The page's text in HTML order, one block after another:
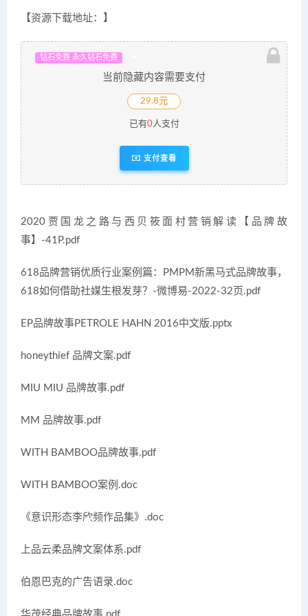
【资源下载地址：】
钻石免费 永久钻石免费
当前隐藏内容需要支付
29.8元
已有0人支付
支付查看
2020贾国龙之路与西贝筱面村营销解读【品牌故
事】-41P.pdf
618品牌营销优质行业案例篇：PMPM新黑马式品牌故事，
618如何借助社媒生根发芽？-微博易-2022-32页.pdf
EP品牌故事PETROLE HAHN 2016中文版.pptx
honeythief 品牌文案.pdf
MIU MIU 品牌故事.pdf
MM 品牌故事.pdf
WITH BAMBOO品牌故事.pdf
WITH BAMBOO案例.doc
《意识形态李欣频作品集》.doc
上品云柔品牌文案体系.pdf
伯恩巴克的广告语录.doc